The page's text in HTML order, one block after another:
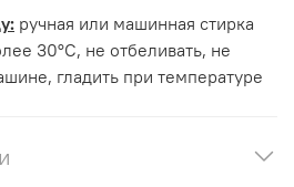
ручная или машинная стирка
30°С, не отбеливать, не
гладить при температуре